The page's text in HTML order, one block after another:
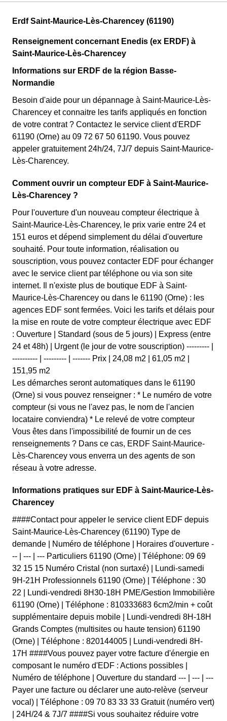
Erdf Saint-Maurice-Lès-Charencey (61190)
Renseignement concernant Enedis (ex ERDF) à
Saint-Maurice-Lès-Charencey
Informations sur ERDF de la région Basse-
Normandie
Besoin d'aide pour un dépannage à Saint-Maurice-Lès-
Charencey et connaitre les tarifs appliqués en fonction
de votre contrat ? Contactez le service client d'ERDF
61190 (Orne) au 09 72 67 50 61190. Vous pouvez
appeler gratuitement 24h/24, 7J/7 depuis Saint-Maurice-
Lès-Charencey.
Comment ouvrir un compteur EDF à Saint-Maurice-
Lès-Charencey ?
Pour l'ouverture d'un nouveau compteur électrique à
Saint-Maurice-Lès-Charencey, le prix varie entre 24 et
151 euros et dépend simplement du délai d'ouverture
souhaité. Pour toute information, réalisation ou
souscription, vous pouvez contacter EDF pour échanger
avec le service client par téléphone ou via son site
internet. Il n'existe plus de boutique EDF à Saint-
Maurice-Lès-Charencey ou dans le 61190 (Orne) : les
agences EDF sont fermées. Voici les tarifs et délais pour
la mise en route de votre compteur électrique avec EDF
: Ouverture | Standard (sous de 5 jours) | Express (entre
24 et 48h) | Urgent (le jour de votre souscription) --------- |
---------- | --------- | ------- Prix | 24,08 m2 | 61,05 m2 |
151,95 m2
Les démarches seront automatiques dans le 61190
(Orne) si vous pouvez renseigner : * Le numéro de votre
compteur (si vous ne l'avez pas, le nom de l'ancien
locataire conviendra) * Le relevé de votre compteur
Vous êtes dans l'impossibilité de fournir un de ces
renseignements ? Dans ce cas, ERDF Saint-Maurice-
Lès-Charencey vous enverra un des agents de son
réseau à votre adresse.
Informations pratiques sur EDF à Saint-Maurice-Lès-
Charencey
####Contact pour appeler le service client EDF depuis
Saint-Maurice-Lès-Charencey (61190) Type de
demande | Numéro de téléphone | Horaires d'ouverture -
-- | --- | --- Particuliers 61190 (Orne) | Téléphone: 09 69
32 15 15 Numéro Cristal (non surtaxé) | Lundi-samedi
9H-21H Professionnels 61190 (Orne) | Téléphone : 30
22 | Lundi-vendredi 8H30-18H PME/Gestion Immobilière
61190 (Orne) | Téléphone : 810333683 6cm2/min + coût
supplémentaire depuis mobile | Lundi-vendredi 8H-18H
Grands Comptes (multisites ou haute tension) 61190
(Orne) | Téléphone : 820144005 | Lundi-vendredi 8H-
17H ####Vous pouvez payer votre facture d'énergie en
composant le numéro d'EDF : Actions possibles |
Numéro de téléphone | Ouverture du standard --- | --- | ---
Payer une facture ou déclarer une auto-relève (serveur
vocal) | Téléphone : 09 70 83 33 33 Gratuit (numéro vert)
| 24H/24 & 7J/7 ####Si vous souhaitez réduire votre